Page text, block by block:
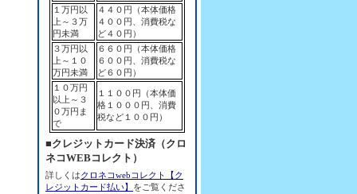
１万円以
上～３万
円未満
４４０円（本体価格
４００円、消費税な
ど４０円）
３万円以
上～１０
万円未満
６６０円（本体価格
６００円、消費税な
ど６０円）
１０万円
以上～３
０万円ま
で
１１００円（本体価
格１０００円、消費
税など１００円）
■クレジットカード決済（クロ
ネコWEBコレクト）
詳しくはクロネコwebコレクト【ク
レジットカード払い】 をご覧くださ